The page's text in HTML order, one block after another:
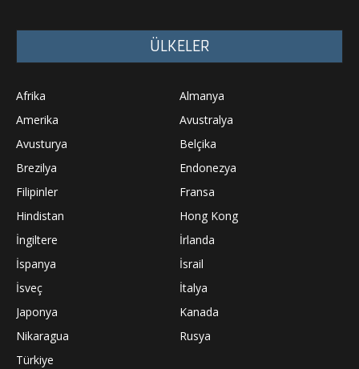
ÜLKELER
Afrika
Almanya
Amerika
Avustralya
Avusturya
Belçika
Brezilya
Endonezya
Filipinler
Fransa
Hindistan
Hong Kong
İngiltere
İrlanda
İspanya
İsrail
İsveç
İtalya
Japonya
Kanada
Nikaragua
Rusya
Türkiye